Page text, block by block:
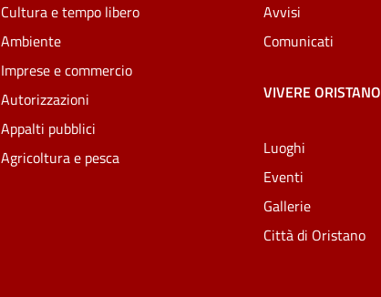
Cultura e tempo libero
Ambiente
Imprese e commercio
Autorizzazioni
Appalti pubblici
Agricoltura e pesca
Avvisi
Comunicati
VIVERE ORISTANO
Luoghi
Eventi
Gallerie
Città di Oristano